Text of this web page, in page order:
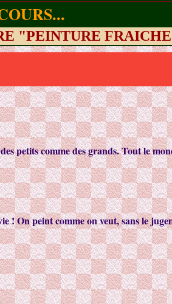
"PEINTURE FRAICHE
petits comme des grands. Tout le
! On peint comme on veut, sans le